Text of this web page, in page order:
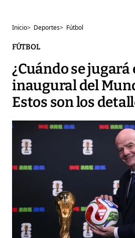
Inicio> Deportes> Fútbol
FÚTBOL
¿Cuándo se
inaugural del
Estos son los